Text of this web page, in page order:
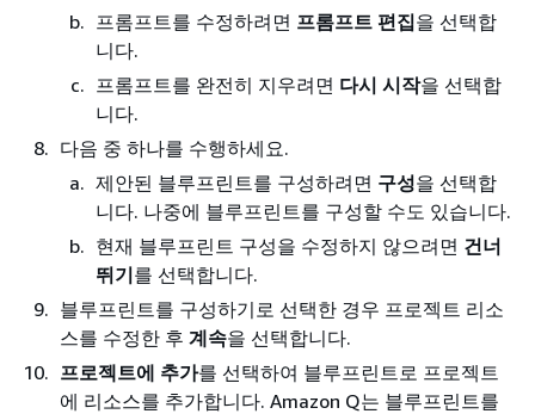
프롬프트를 수정하려면 프롬프트 편집을 선택합
니다.
프롬프트를 완전히 지우려면 다시 시작을 선택합
니다.
다음 중 하나를 수행하세요.
제안된 블루프린트를 구성하려면 구성을 선택합
니다. 나중에 블루프린트를 구성할 수도 있습니다.
현재 블루프린트 구성을 수정하지 않으려면 건너
뛰기를 선택합니다.
블루프린트를 구성하기로 선택한 경우 프로젝트 리소
스를 수정한 후 계속을 선택합니다.
프로젝트에 추가를 선택하여 블루프린트로 프로젝트
에 리소스를 추가합니다. Amazon Q는 블루프린트를